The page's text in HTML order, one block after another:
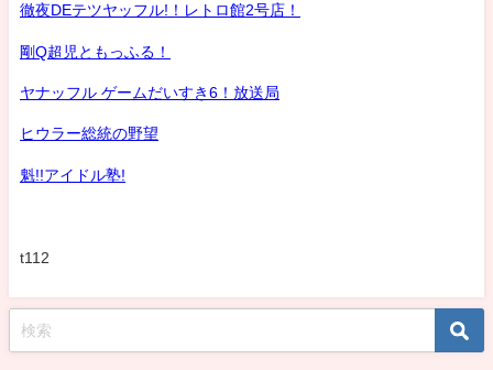
徹夜DEテツヤッフル!！レトロ館2号店！
剛Q超児ともっふる！
ヤナッフル ゲームだいすき6！放送局
ヒウラー総統の野望
魁!!アイドル塾!
t112